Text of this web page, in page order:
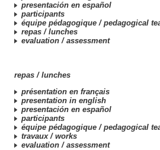
presentación en español
participants
équipe pédagogique / pedagogical
repas / lunches
evaluation / assessment
repas / lunches
présentation en français
presentation in english
presentación en español
participants
équipe pédagogique / pedagogical
travaux / works
evaluation / assessment